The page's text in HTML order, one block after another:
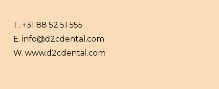
T. +31 88 52 51 555
E. info@d2cdental.com
W. www.d2cdental.com